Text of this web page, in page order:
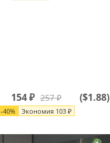
154₽ 257₽
-40% Экономия 103 ₽
($1.88)